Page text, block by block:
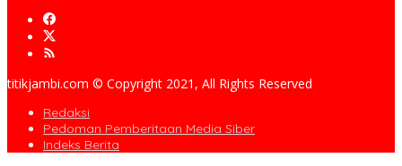
titikjambi.com © Copyright 2021, All Rights Reserved
Redaksi
Pedoman Pemberitaan Media Siber
Indeks Berita